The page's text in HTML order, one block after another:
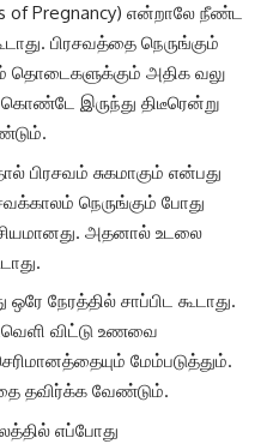
of Pregnancy) என்றாலே நீண்ட
பிரசவத்தை நெருங்கும்
தொடைகளுக்கும் அதிக வலு
இருந்து திடீரென்று
பிரசவம் சுகமாகும் என்பது
நெருங்கும் போது
அதனால் உடலை
நேரத்தில் சாப்பிட கூடாது.
விட்டு உணவை
மேம்படுத்தும்.
தவிர்க்க வேண்டும்.
எப்போது